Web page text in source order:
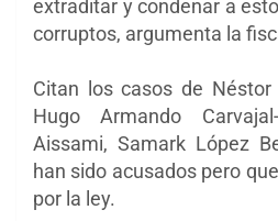
extraditar y condenar a
corruptos, argumenta la
Citan los casos de Néstor
Hugo Armando
Aissami, Samark López
han sido acusados pero
por la ley.